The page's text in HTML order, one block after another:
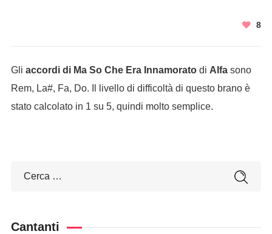
8
Gli accordi di Ma So Che Era Innamoratodi Alfasono
Rem, La#, Fa, Do. Il livello di difficoltà di questo brano è
stato calcolato in 1 su 5, quindi molto semplice.
Cantanti